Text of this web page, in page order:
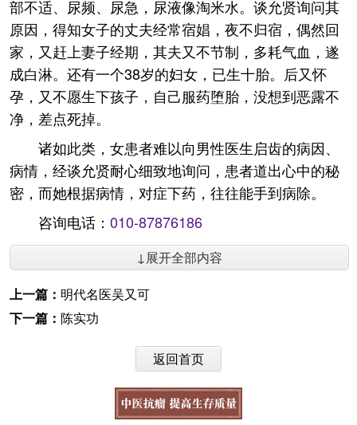
部不适、尿频、尿急，尿液像淘米水。谈允贤询问其
原因，得知女子的丈夫经常宿娼，夜不归宿，偶然回
家，又赶上妻子经期，其夫又不节制，多耗气血，遂
成白淋。还有一个38岁的妇女，已生十胎。后又怀
孕，又不愿生下孩子，自己服药堕胎，没想到恶露不
净，差点死掉。
诸如此类，女患者难以向男性医生启齿的病因、
病情，经谈允贤耐心细致地询问，患者道出心中的秘
密，而她根据病情，对症下药，往往能手到病除。
咨询电话： 010-87876186
↓展开全部内容
上一篇： 明代名医吴又可
下一篇： 陈实功
返回首页